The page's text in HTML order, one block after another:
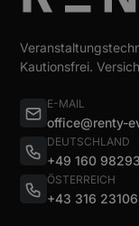
Kautionsfrei.
E-MAIL
office@renty-
DEUTSCHLAND
+49 160
ÖSTERREICH
+43 316